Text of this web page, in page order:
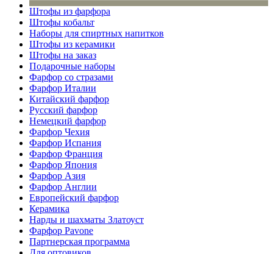
Штофы из фарфора
Штофы кобальт
Наборы для спиртных напитков
Штофы из керамики
Штофы на заказ
Подарочные наборы
Фарфор со стразами
Фарфор Италии
Китайский фарфор
Русский фарфор
Немецкий фарфор
Фарфор Чехия
Фарфор Испания
Фарфор Франция
Фарфор Япония
Фарфор Азия
Фарфор Англии
Европейский фарфор
Керамика
Нарды и шахматы Златоуст
Фарфор Pavone
Партнерская программа